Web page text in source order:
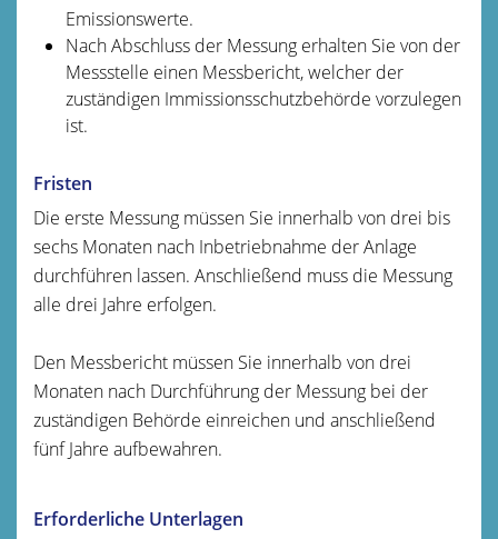
Emissionswerte.
Nach Abschluss der Messung erhalten Sie von der
Messstelle einen Messbericht, welcher der
zuständigen Immissionsschutzbehörde vorzulegen
ist.
Fristen
Die erste Messung müssen Sie innerhalb von drei bis
sechs Monaten nach Inbetriebnahme der Anlage
durchführen lassen. Anschließend muss die Messung
alle drei Jahre erfolgen.
Den Messbericht müssen Sie innerhalb von drei
Monaten nach Durchführung der Messung bei der
zuständigen Behörde einreichen und anschließend
fünf Jahre aufbewahren.
Erforderliche Unterlagen